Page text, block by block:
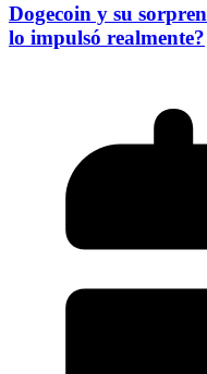
Dogecoin y su
lo impulsó realmente?